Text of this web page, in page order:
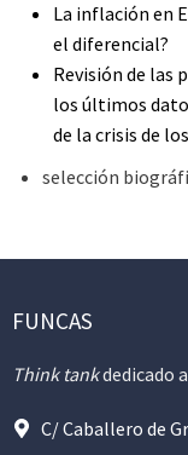
La inflación en
el diferencial?
Revisión de las
los últimos
de la crisis de
selección
FUNCAS
Think tankdedicado
C/ Caballero de